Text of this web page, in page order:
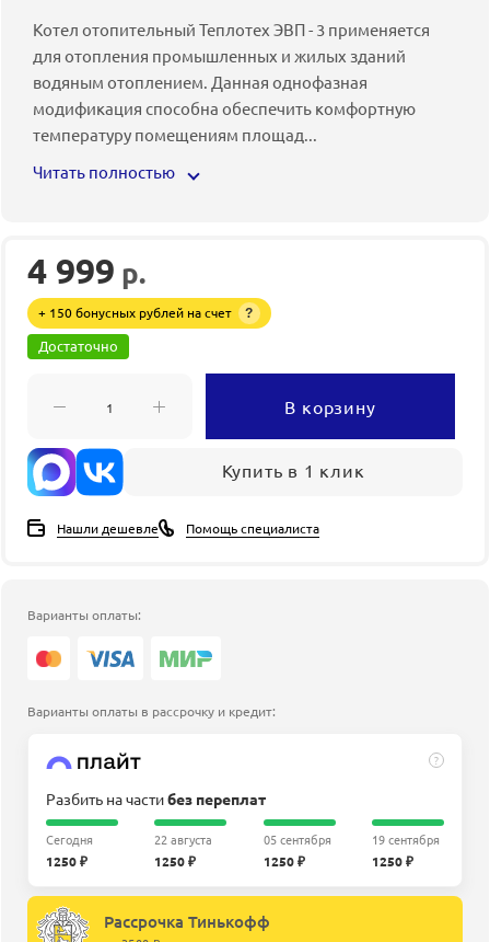
Котел отопительный Теплотех ЭВП - 3 применяется
для отопления промышленных и жилых зданий
водяным отоплением. Данная однофазная
модификация способна обеспечить комфортную
температуру помещениям площад...
Читать полностью
4 999 р.
+ 150 бонусных рублей на счет ?
Достаточно
В корзину
Купить в 1 клик
Нашли дешевле Помощь специалиста
Варианты оплаты:
Варианты оплаты в рассрочку и кредит:
?
Разбить на частибез переплат
Сегодня
1250 ₽
22 августа
1250 ₽
05 сентября
1250 ₽
19 сентября
1250 ₽
Рассрочка Тинькофф